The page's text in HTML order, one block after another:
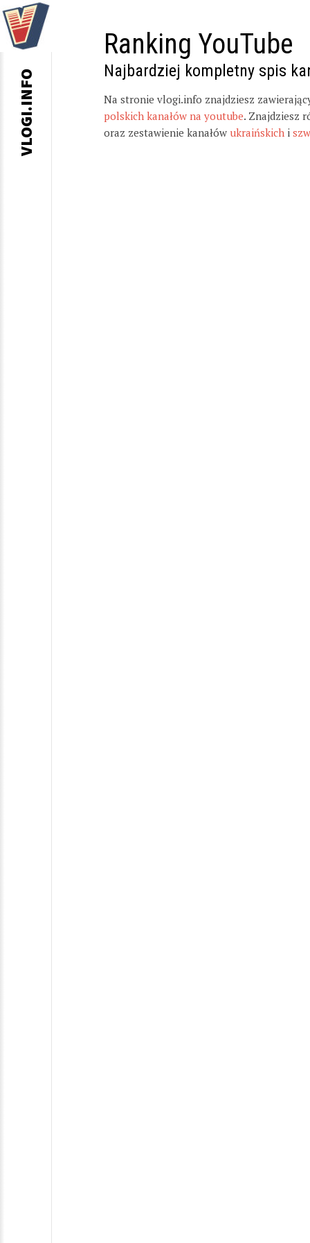
Ranking YouTube
Najbardziej kompletny spis
Na stronie vlogi.info znajdziesz
polskich kanałów na youtube. Znajdziesz
oraz zestawienie kanałów ukraińskich i
VLOGI.INFO